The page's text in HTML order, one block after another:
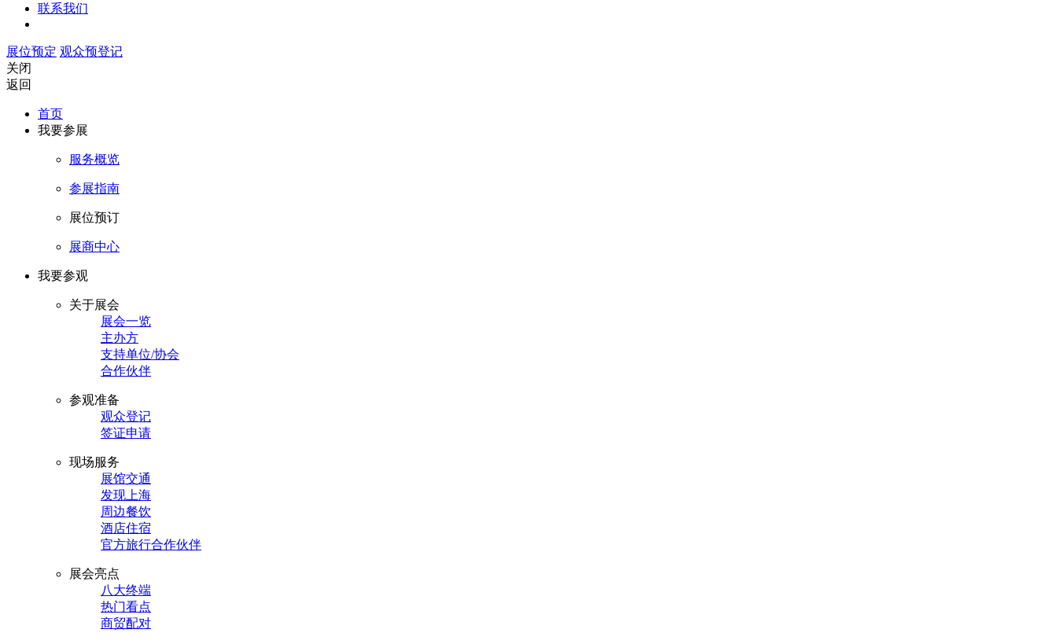
联系我们
展位预定 观众预登记
关闭
返回
首页
我要参展
服务概览
参展指南
展位预订
展商中心
我要参观
关于展会
展会一览
主办方
支持单位/协会
合作伙伴
参观准备
观众登记
签证申请
现场服务
展馆交通
发现上海
周边餐饮
酒店住宿
官方旅行合作伙伴
展会亮点
八大终端
热门看点
商贸配对